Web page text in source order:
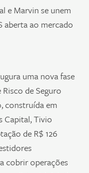
e Marvin se unem
aberta ao mercado
uma nova fase
de Seguro
construída em
Capital, Tivio
de R$ 126
cobrir operações